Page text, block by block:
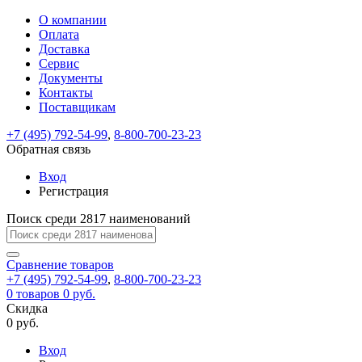
ВходРегистрация
Только
test@example.com
отправлена
по
ней
для
регистрации.
Ок
Только
Запомнить
меня
Забыли
Восстановление
пароля
Заполните
форму.
Мы
отправим
ссылку
на
указанный
электронный
адрес,
перейдя
по
которой
вы
новый
На
вашу
test@test.ru
отправлена
ссылка.
Перейдите
по
для
смены
пароля.
Введите
новый
пароль
Сменить
Пароль
успешно
Войти
Обратная
связь
Сообщение
пользовательского
соглашения
Ваше
сообщение
успешно
О компании
Оплата
Доставка
Сервис
Документы
Контакты
Поставщикам
+7 (495) 792-54-99, 8-800-700-23-23
Обратная связь
Вход
Регистрация
Поиск среди 2817 наименований
Сравнение товаров
+7 (495) 792-54-99, 8-800-700-23-23
0 товаров 0 руб.
Скидка
0 руб.
Вход